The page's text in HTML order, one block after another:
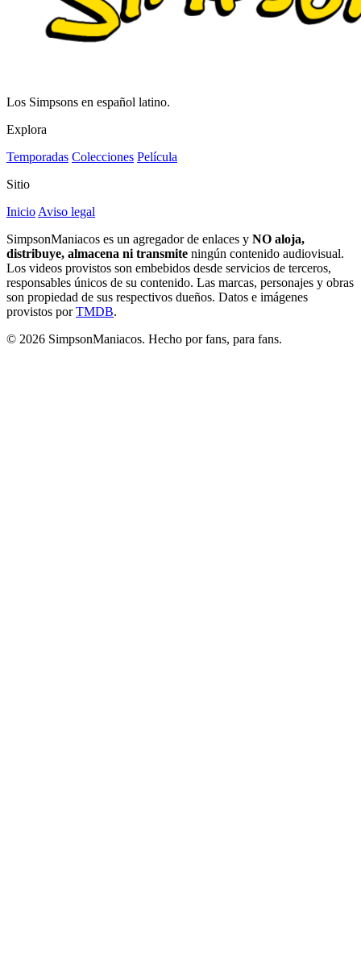
Los Simpsons en español latino.
Explora
Temporadas Colecciones Película
Sitio
Inicio Aviso legal
SimpsonManiacos es un agregador de enlaces y NO aloja,
distribuye, almacena ni transmite ningún contenido audiovisual.
Los videos provistos son embebidos desde servicios de terceros,
responsables únicos de su contenido. Las marcas, personajes y obras
son propiedad de sus respectivos dueños. Datos e imágenes
provistos porTMDB.
© 2026 SimpsonManiacos. Hecho por fans, para fans.